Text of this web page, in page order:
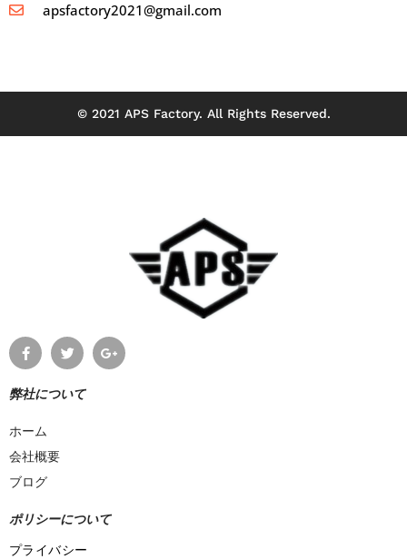
apsfactory2021@gmail.com
© 2021 APS Factory. All Rights Reserved.
弊社について
ホーム
会社概要
ブログ
ポリシーについて
プライバシー